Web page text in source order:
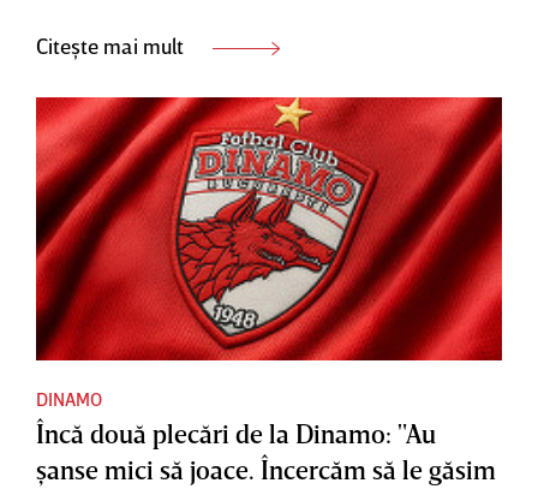
Citește mai mult
DINAMO
Încă două plecări de la Dinamo: "Au
şanse mici să joace. Încercăm să le găsim